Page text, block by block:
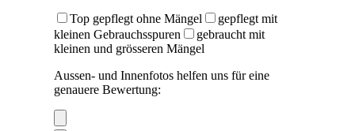
Top gepflegt ohne Mängel
gepflegt mit
kleinen Gebrauchsspuren
gebraucht mit
kleinen und grösseren Mängel
Aussen- und Innenfotos helfen uns für eine
genauere Bewertung: